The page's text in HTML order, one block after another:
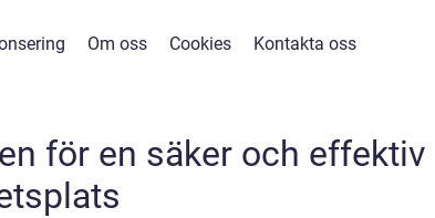
Om oss Cookies Kontakta oss
för en säker och effektiv